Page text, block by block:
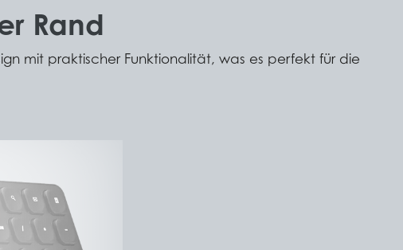
Rand
mit praktischer Funktionalität, was es perfekt für die